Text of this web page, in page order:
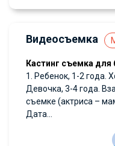
Видеосъемка
Кастинг съемка для
1. Ребенок, 1-2 года.
Девочка, 3-4 года.
съемке (актриса –
Дата...